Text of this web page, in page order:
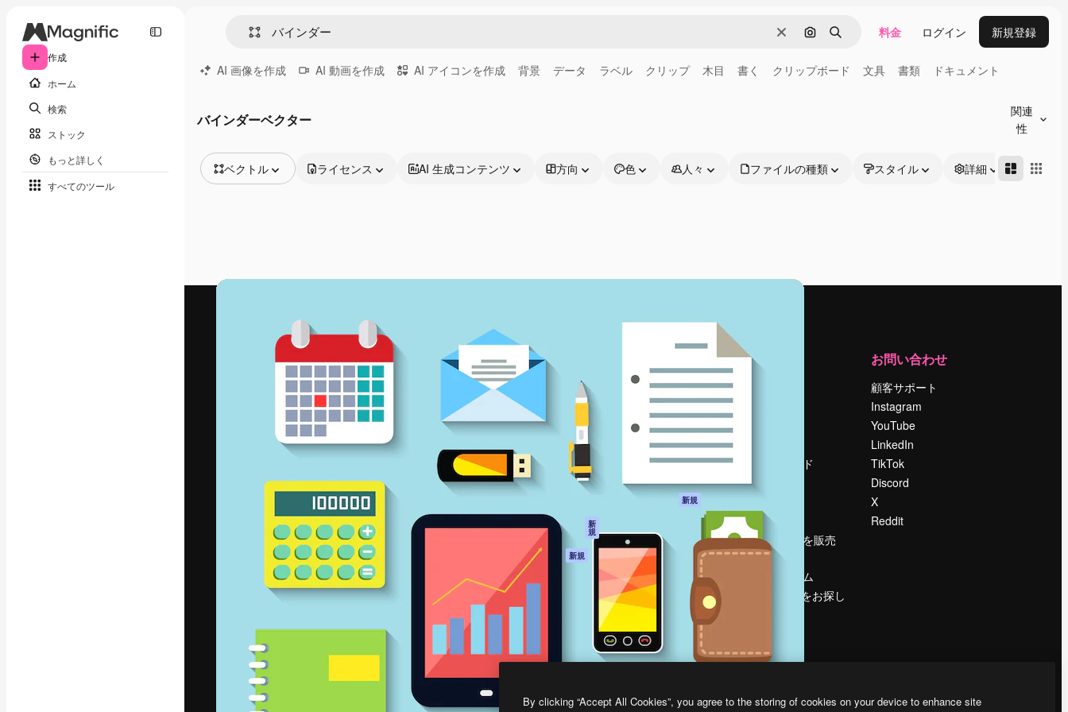
作成
ホーム
検索
ストック
もっと詳しく
すべてのツール
消去 画像で検索
検索 料金 ログイン 新規登録
AI 画像を作成 AI 動画を作成 AI アイコンを作成 背景 データ ラベル クリップ 木目 書く クリップボード 文具 書類 ドキュメント
バインダーベクター
関連
性
ベクトル
動画
動画テンプレート
ライセンス AI 生成コンテンツ 方向 色 人々 ファイルの種類 スタイル 詳細
最高のクリエイティブ制作を導くためのプラ
ットフォーム。クリエイター、企業、代理
店、スタジオを含む100万人以上が利用して
います。
日本語
製品
Spaces
AI アシスタント
AI 画像生成ツール
AI 動画生成ツール
AI 音声合成ツール
ストックコンテン
Claude/ChatGPT
向けMCP
新
規
エージェント 新規
API
モバイルアプリ
すべてのMagnificツ
Academy
ドキュメント
サポート
利用規約
プライバシーポリ
シー
新規
クッキーポリシー
トラストセンター
アフィリエイト
法人向け
運営
検索トレンド
ブログ
Slidesgo
コンテンツを販売
する
プレスルーム
magnific.aiをお探し
お問い合わせ
顧客サポート
Instagram
YouTube
LinkedIn
TikTok
Discord
X
Reddit
Copyright © 2010-2026Freepik Company S.L.U.無断複写・転載を禁じます
By clicking “Accept All Cookies”, you agree to the storing of cookies on your device to enhance site